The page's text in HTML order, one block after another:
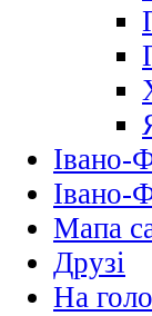
Івано-
Івано-
Мапа
Друзі
На